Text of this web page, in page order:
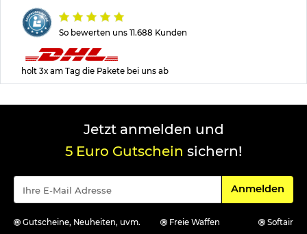
So bewerten uns 11.688 Kunden
holt 3x am Tag die Pakete bei uns ab
Jetzt anmelden und
5 Euro Gutschein sichern!
Für den
Anmelden
Gutscheine, Neuheiten, uvm. Freie Waffen
Softair